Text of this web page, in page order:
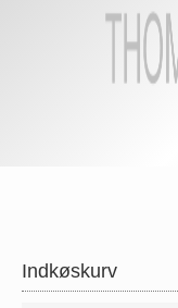
Indkøskurv